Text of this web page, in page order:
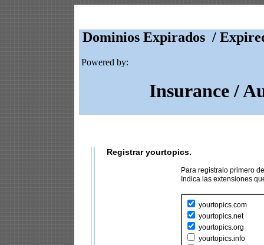
Dominios Expirados /
Powered by:
Insurance /
Registrar yourtopics.
Para registralo primero
Indica las extensiones
yourtopics.com
yourtopics.net
yourtopics.org
yourtopics.info